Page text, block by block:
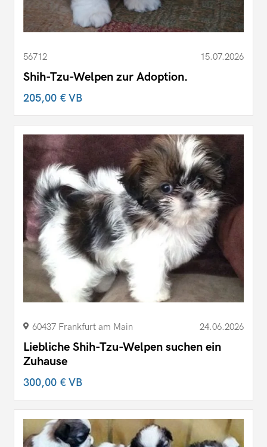
56712 15.07.2026
Shih-Tzu-Welpen zur Adoption.
205,00 €VB
60437 Frankfurt am Main 24.06.2026
Liebliche Shih-Tzu-Welpen suchen ein
Zuhause
300,00 €VB